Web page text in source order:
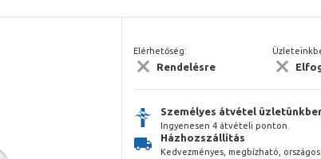
Elérhetőség:
Rendelésre
Személyes átvétel
Ingyenesen 4 átvételi ponton.
Házhozszállítás
Kedvezményes, megbízható, országos.